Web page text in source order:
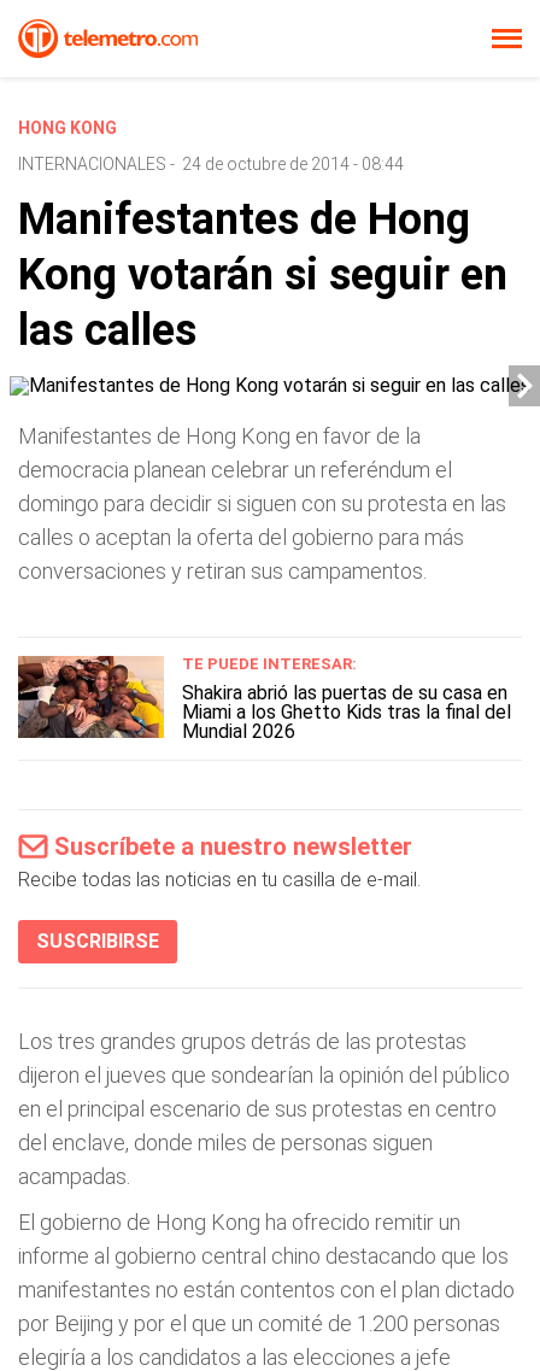
HONG KONG
INTERNACIONALES - 24 de octubre de 2014 - 08:44
Manifestantes de Hong
Kong votarán si seguir en
las calles
Manifestantes de Hong Kong en favor de la
democracia planean celebrar un referéndum el
domingo para decidir si siguen con su protesta en las
calles o aceptan la oferta del gobierno para más
conversaciones y retiran sus campamentos.
TE PUEDE INTERESAR:
Shakira abrió las puertas de su casa en
Miami a los Ghetto Kids tras la final del
Mundial 2026
Suscríbete a nuestro newsletter
Recibe todas las noticias en tu casilla de e-mail.
SUSCRIBIRSE
Los tres grandes grupos detrás de las protestas
dijeron el jueves que sondearían la opinión del público
en el principal escenario de sus protestas en centro
del enclave, donde miles de personas siguen
acampadas.
El gobierno de Hong Kong ha ofrecido remitir un
informe al gobierno central chino destacando que los
manifestantes no están contentos con el plan dictado
por Beijing y por el que un comité de 1.200 personas
elegiría a los candidatos a las elecciones a jefe